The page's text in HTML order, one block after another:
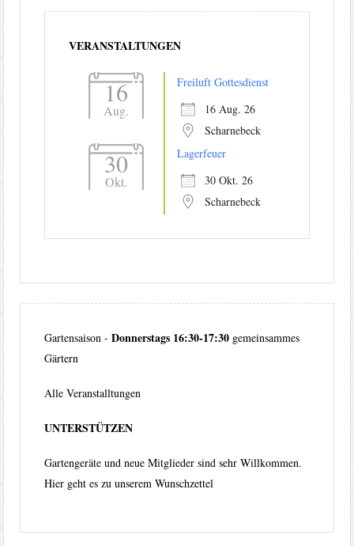
VERANSTALTUNGEN
16
Aug.
Freiluft Gottesdienst
16 Aug. 26
Scharnebeck
30
Okt.
Lagerfeuer
30 Okt. 26
Scharnebeck
Gartensaison -Donnerstags 16:30-17:30 gemeinsammes
Gärtern
Alle Veranstalltungen
UNTERSTÜTZEN
Gartengeräte und neue Mitglieder sind sehr Willkommen.
Hier geht es zu unseremWunschzettel